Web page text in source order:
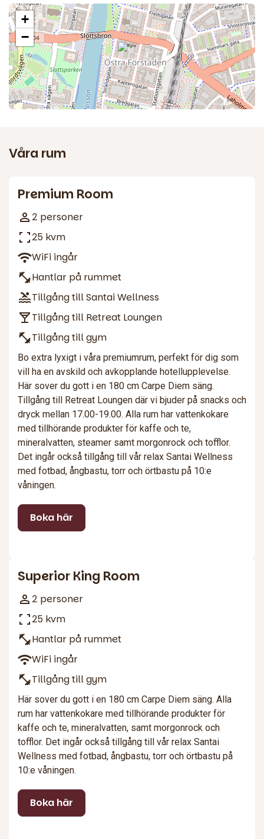
+
−
Våra rum
Premium Room
2 personer
25 kvm
WiFi ingår
Hantlar på rummet
Tillgång till Santai Wellness
Tillgång till Retreat Loungen
Tillgång till gym
Bo extra lyxigt i våra premiumrum, perfekt för dig som
vill ha en avskild och avkopplande hotellupplevelse.
Här sover du gott i en 180 cm Carpe Diem säng.
Tillgång till Retreat Loungen där vi bjuder på snacks och
dryck mellan 17.00-19.00. Alla rum har vattenkokare
med tillhörande produkter för kaffe och te,
mineralvatten, steamer samt morgonrock och tofflor.
Det ingår också tillgång till vår relax Santai Wellness
med fotbad, ångbastu, torr och örtbastu på 10:e
våningen.
Boka här
Superior King Room
2 personer
25 kvm
Hantlar på rummet
WiFi ingår
Tillgång till gym
Här sover du gott i en 180 cm Carpe Diem säng. Alla
rum har vattenkokare med tillhörande produkter för
kaffe och te, mineralvatten, samt morgonrock och
tofflor. Det ingår också tillgång till vår relax Santai
Wellness med fotbad, ångbastu, torr och örtbastu på
10:e våningen.
Boka här